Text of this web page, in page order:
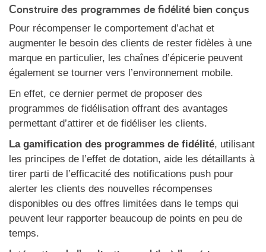
Construire des programmes de fidélité bien conçus
Pour récompenser le comportement d’achat et
augmenter le besoin des clients de rester fidèles à une
marque en particulier, les chaînes d’épicerie peuvent
également se tourner vers l’environnement mobile.
En effet, ce dernier permet de proposer des
programmes de fidélisation offrant des avantages
permettant d’attirer et de fidéliser les clients.
La gamification des programmes de fidélité, utilisant
les principes de l’effet de dotation, aide les détaillants à
tirer parti de l’efficacité des notifications push pour
alerter les clients des nouvelles récompenses
disponibles ou des offres limitées dans le temps qui
peuvent leur rapporter beaucoup de points en peu de
temps.